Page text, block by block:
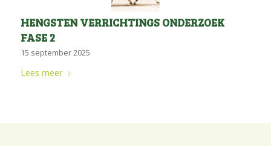
HENGSTEN VERRICHTINGS ONDERZOEK
FASE 2
15 september 2025
Lees meer